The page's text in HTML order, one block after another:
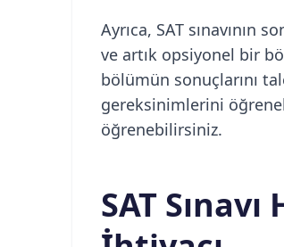
Ayrıca, SAT sınavının
ve artık opsiyonel bir
bölümün sonuçlarını
gereksinimlerini
öğrenebilirsiniz.
SAT